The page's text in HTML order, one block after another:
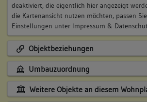
deaktiviert, die eigentlich hier angezeigt
die Kartenansicht nutzen möchten, passen
Einstellungen unter Impressum &
Objektbeziehungen
Umbauzuordnung
Weitere Objekte an diesem